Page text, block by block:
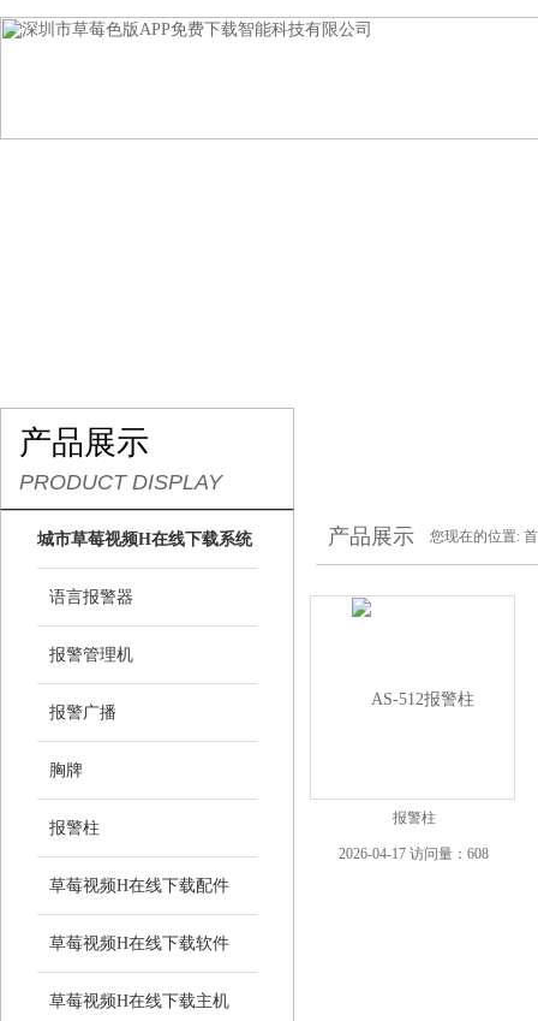
产品展示
PRODUCT DISPLAY
城市草莓视频H在线下载系统
语言报警器
报警管理机
报警广播
胸牌
报警柱
草莓视频H在线下载配件
草莓视频H在线下载软件
草莓视频H在线下载主机
产品展示 您现在的位置:
报警柱
2026-04-17 访问量：608